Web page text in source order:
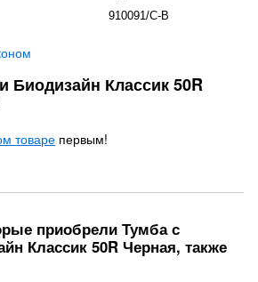
910091/C-B
Биодизайн Классик 50R
товаре первым!
приобрели Тумба с
Классик 50R Черная, также